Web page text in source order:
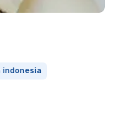
indonesia